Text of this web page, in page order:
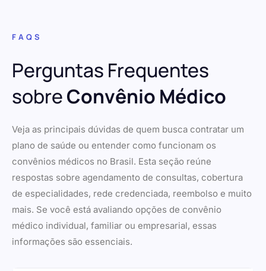
FAQS
Perguntas Frequentes
sobreConvênio Médico
Veja as principais dúvidas de quem busca contratar um
plano de saúde ou entender como funcionam os
convênios médicos no Brasil. Esta seção reúne
respostas sobre agendamento de consultas, cobertura
de especialidades, rede credenciada, reembolso e muito
mais. Se você está avaliando opções de convênio
médico individual, familiar ou empresarial, essas
informações são essenciais.